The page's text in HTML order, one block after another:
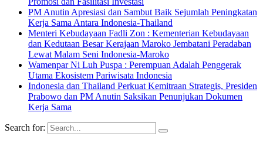
PM Anutin Apresiasi dan Sambut Baik Sejumlah Peningkatan
Kerja Sama Antara Indonesia-Thailand
Menteri Kebudayaan Fadli Zon : Kementerian Kebudayaan
dan Kedutaan Besar Kerajaan Maroko Jembatani Peradaban
Lewat Malam Seni Indonesia-Maroko
Wamenpar Ni Luh Puspa : Perempuan Adalah Penggerak
Utama Ekosistem Pariwisata Indonesia
Indonesia dan Thailand Perkuat Kemitraan Strategis, Presiden
Prabowo dan PM Anutin Saksikan Penunjukan Dokumen
Kerja Sama
Search for: